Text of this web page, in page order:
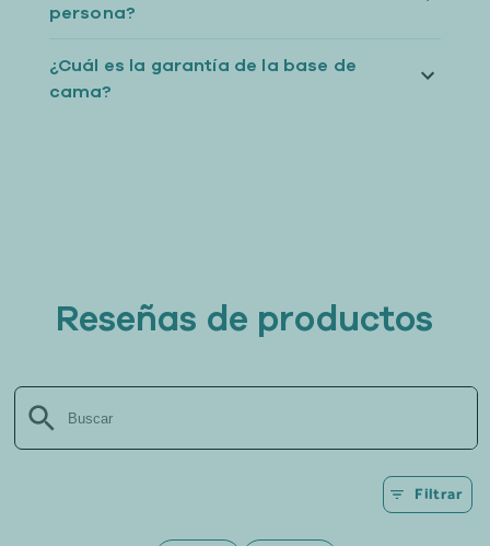
persona?
¿Cuál es la garantía de la base de
cama?
Reseñas de productos
Filtrar